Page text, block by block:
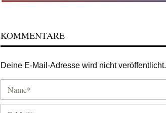
KOMMENTARE
Deine E-Mail-Adresse wird nicht veröffentlicht.